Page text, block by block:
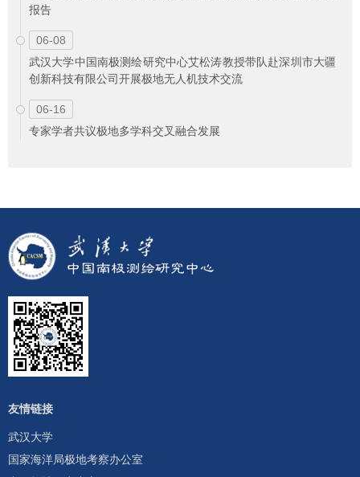
报告
06-08
武汉大学中国南极测绘研究中心艾松涛教授带队赴深圳市大疆
创新科技有限公司开展极地无人机技术交流
06-16
专家学者共议极地多学科交叉融合发展
友情链接
武汉大学
国家海洋局极地考察办公室